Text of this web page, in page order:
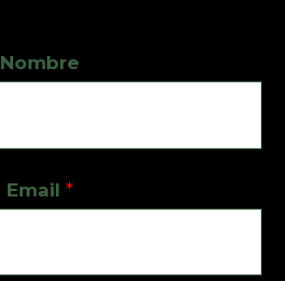
Nombre
Email *